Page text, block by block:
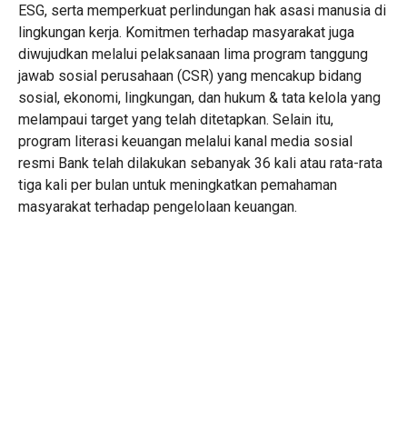
ESG, serta memperkuat perlindungan hak asasi manusia di
lingkungan kerja. Komitmen terhadap masyarakat juga
diwujudkan melalui pelaksanaan lima program tanggung
jawab sosial perusahaan (CSR) yang mencakup bidang
sosial, ekonomi, lingkungan, dan hukum & tata kelola yang
melampaui target yang telah ditetapkan. Selain itu,
program literasi keuangan melalui kanal media sosial
resmi Bank telah dilakukan sebanyak 36 kali atau rata-rata
tiga kali per bulan untuk meningkatkan pemahaman
masyarakat terhadap pengelolaan keuangan.